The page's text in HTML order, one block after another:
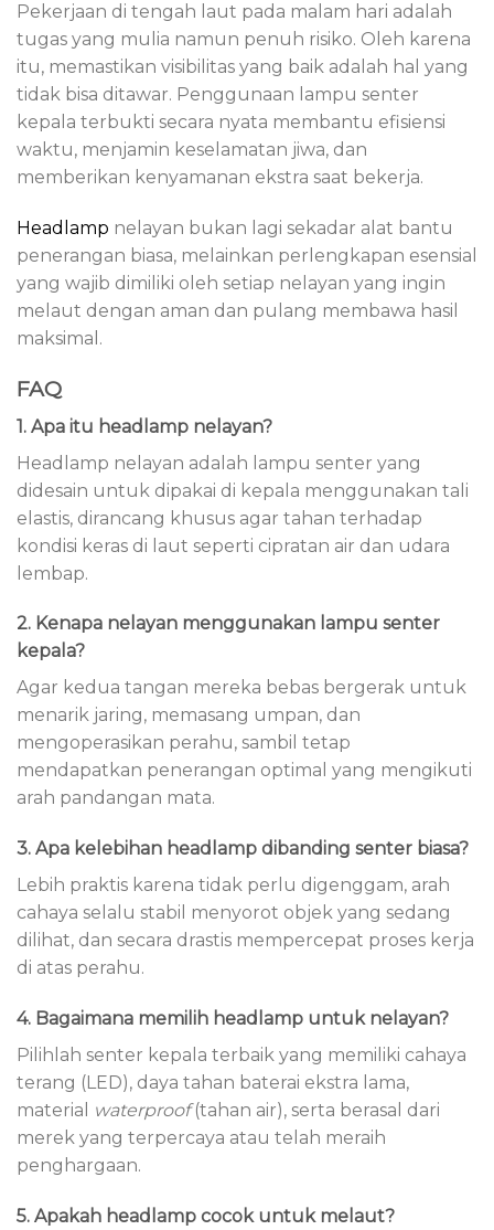
Pekerjaan di tengah laut pada malam hari adalah
tugas yang mulia namun penuh risiko. Oleh karena
itu, memastikan visibilitas yang baik adalah hal yang
tidak bisa ditawar. Penggunaan lampu senter
kepala terbukti secara nyata membantu efisiensi
waktu, menjamin keselamatan jiwa, dan
memberikan kenyamanan ekstra saat bekerja.
Headlamp nelayan bukan lagi sekadar alat bantu
penerangan biasa, melainkan perlengkapan esensial
yang wajib dimiliki oleh setiap nelayan yang ingin
melaut dengan aman dan pulang membawa hasil
maksimal.
FAQ
1. Apa itu headlamp nelayan?
Headlamp nelayan adalah lampu senter yang
didesain untuk dipakai di kepala menggunakan tali
elastis, dirancang khusus agar tahan terhadap
kondisi keras di laut seperti cipratan air dan udara
lembap.
2. Kenapa nelayan menggunakan lampu senter
kepala?
Agar kedua tangan mereka bebas bergerak untuk
menarik jaring, memasang umpan, dan
mengoperasikan perahu, sambil tetap
mendapatkan penerangan optimal yang mengikuti
arah pandangan mata.
3. Apa kelebihan headlamp dibanding senter biasa?
Lebih praktis karena tidak perlu digenggam, arah
cahaya selalu stabil menyorot objek yang sedang
dilihat, dan secara drastis mempercepat proses kerja
di atas perahu.
4. Bagaimana memilih headlamp untuk nelayan?
Pilihlah senter kepala terbaik yang memiliki cahaya
terang (LED), daya tahan baterai ekstra lama,
material
waterproof(tahan air), serta berasal dari
merek yang terpercaya atau telah meraih
penghargaan.
5. Apakah headlamp cocok untuk melaut?